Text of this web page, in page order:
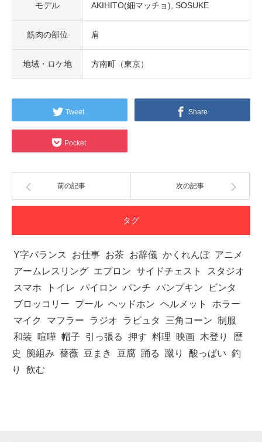
モデル AKIHITO(細マッチョ) SOSUKE
筋肉の部位 肩
地域・ロケ地 方南町（東京）
Tweet Share
Pocket
前の記事 次の記事
タグ
Y字バランス お仕事 お茶 お辞儀 かくれんぼ アニメ
アームレスリング エプロン サイドチェスト
スタジオ
スマホ
トイレ パイロン パンチ パンプキン
ビンタ
ブロッコリー
プール ヘッドホン ヘルメット
ホラー
マイク
マフラー ラジオ ラピュタ 三角コーン 制服
和装
喧嘩 帽子 引っ張る 押す 料理 映画 木登り
歴
史
腕組み 薔薇 豆まき 豆腐 踊る 蹴り 酸っぱい 釣
り
飲む